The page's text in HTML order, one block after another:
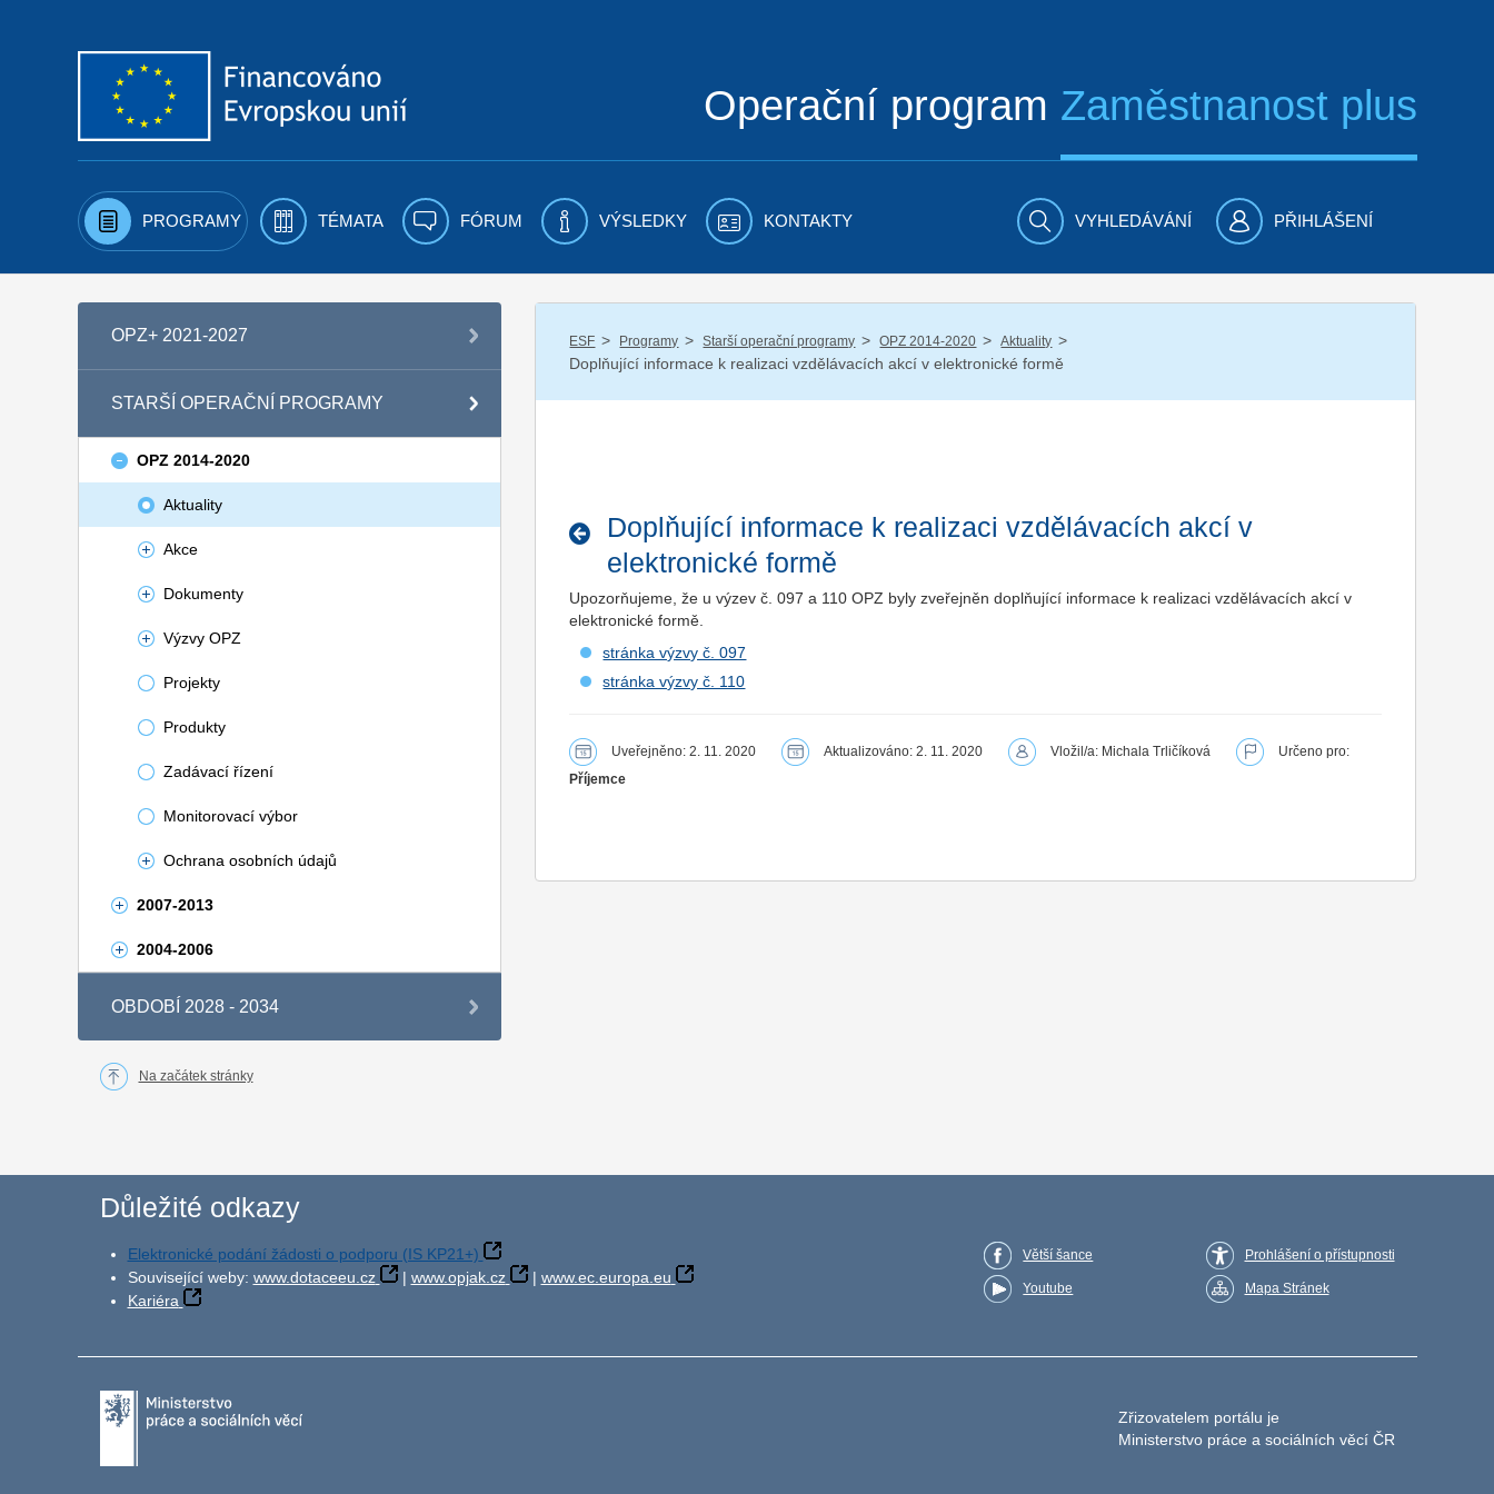
Operační program Zaměstnanost plus
PROGRAMY TÉMATA FÓRUM VÝSLEDKY KONTAKTY VYHLEDÁVÁNÍ PŘIHLÁŠENÍ
OPZ+ 2021-2027
STARŠÍ OPERAČNÍ PROGRAMY
OPZ 2014-2020
Aktuality
Akce
Dokumenty
Výzvy OPZ
Projekty
Produkty
Zadávací řízení
Monitorovací výbor
Ochrana osobních údajů
2007-2013
2004-2006
OBDOBÍ 2028 - 2034
ESF / Programy / Starší operační programy / OPZ 2014-2020 / Aktuality /
Doplňující informace k realizaci vzdělávacích akcí v elektronické formě
Doplňující informace k realizaci vzdělávacích akcí v
elektronické formě
Upozorňujeme, že u výzev č. 097 a 110 OPZ byly zveřejněn doplňující informace k realizaci vzdělávacích akcí v
elektronické formě.
stránka výzvy č. 097
stránka výzvy č. 110
Uveřejněno: 2. 11. 2020 Aktualizováno: 2. 11. 2020 Vložil/a: Michala Trličíková
Určeno pro:
Příjemce
Na začátek stránky
Důležité odkazy
Elektronické podání žádosti o podporu (IS KP21+)
Související weby: www.dotaceeu.cz | www.opjak.cz | www.ec.europa.eu
Kariéra
Větší šance
Youtube
Prohlášení o přístupnosti
Mapa Stránek
Zřizovatelem portálu je
Ministerstvo práce a sociálních věcí ČR